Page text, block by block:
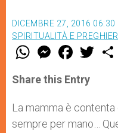
DICEMBRE 27, 2016 06:30
SPIRITUALITÀ E
W
t
s
p
p
M
e
s
e
g
e
r
F
a
e
b
o
k
w
r
Share this Entry
La mamma è
sempre per mano…